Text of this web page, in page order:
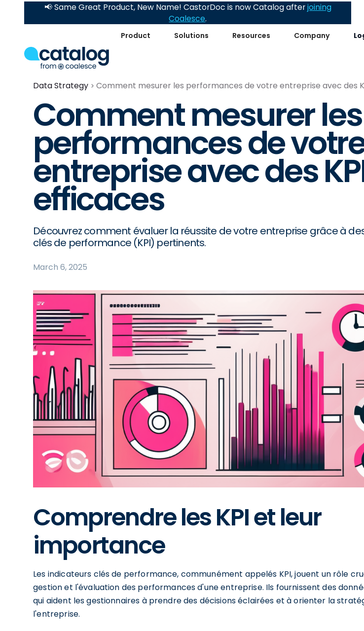
Product Solutions Resources Company
📢 Same Great Product, New Name! CastorDoc is now Catalog afterjoining
Coalesce.
Data Strategy Comment mesurer les performances de votre entreprise avec des
Comment mesurer les
performances de
entreprise avec des
efficaces
Découvrez comment évaluer la réussite de votre entreprise grâce à
clés de performance (KPI) pertinents.
March 6, 2025
Comprendre les KPI et leur
importance
Les indicateurs clés de performance, communément appelés KPI, jouent un rôle
gestion et l'évaluation des performances d'une entreprise. Ils fournissent des
qui aident les gestionnaires à prendre des décisions éclairées et à orienter la
l'entreprise.